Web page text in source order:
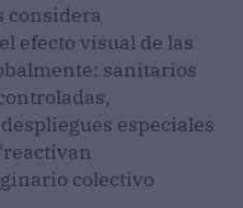
considera
efecto visual de las
sanitarios
especiales
colectivo